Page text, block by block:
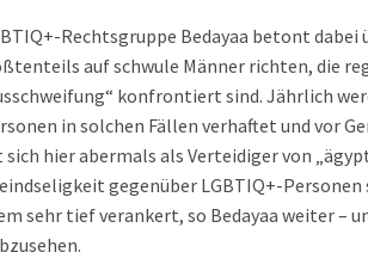
Rechtsgruppe Bedayaa betont dabei
auf schwule Männer richten, die
konfrontiert sind. Jährlich
in solchen Fällen verhaftet und vor
hier abermals als Verteidiger von
gegenüber LGBTIQ+-
sehr tief verankert, so Bedayaa weiter –